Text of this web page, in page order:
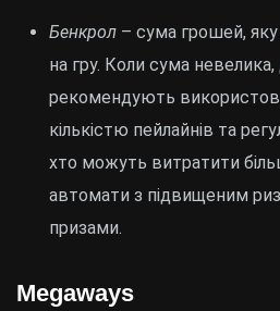
Бенкрол – сума грошей,
на гру. Коли сума невелика,
рекомендують
кількістю пейлайнів та
хто можуть витратити
автомати з підвищеним
призами.
Megaways